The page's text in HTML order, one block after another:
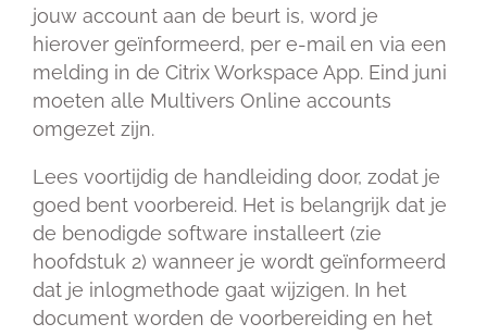
jouw account aan de beurt is, word je
hierover geïnformeerd, per e-mail en via een
melding in de Citrix Workspace App. Eind juni
moeten alle Multivers Online accounts
omgezet zijn.
Lees voortijdig de handleiding door, zodat je
goed bent voorbereid. Het is belangrijk dat je
de benodigde software installeert (zie
hoofdstuk 2) wanneer je wordt geïnformeerd
dat je inlogmethode gaat wijzigen. In het
document worden de voorbereiding en het